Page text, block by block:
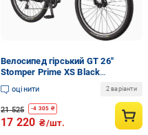
Велосипед гірський GT 26"
Stomper Prime XS Black
(UE264BCB504A654.4)
оцінити 2 варіанти
21 525 -4 305 ₴
17 220 ₴/шт.